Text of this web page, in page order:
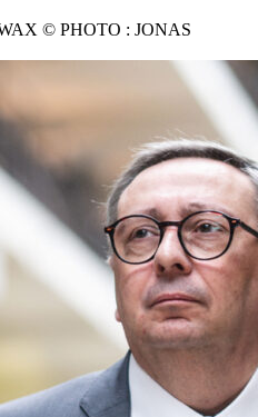
© PHOTO : JONAS